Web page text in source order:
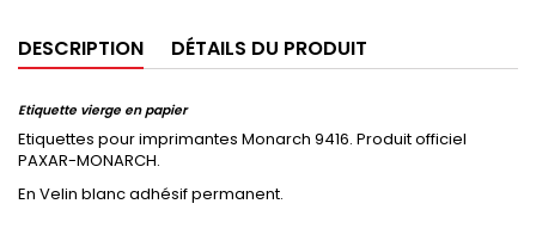
DESCRIPTION DÉTAILS DU PRODUIT
Etiquette vierge en papier
Etiquettes pour imprimantes Monarch 9416. Produit officiel
PAXAR-MONARCH.
En Velin blanc adhésif permanent.